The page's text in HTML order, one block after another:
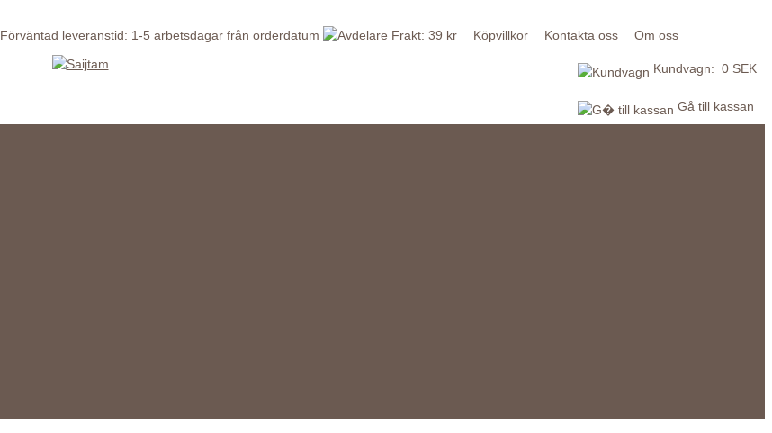
Förväntad leveranstid: 1-5 arbetsdagar från orderdatum Frakt: 39 kr Köpvillkor Kontakta oss Om oss
Kundvagn: 0 SEK
Gå till kassan